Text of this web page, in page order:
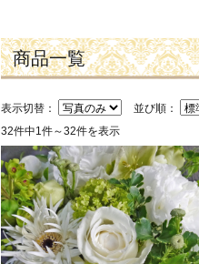
商品一覧
表示切替：
並び順：
32件中1件～32件を表示